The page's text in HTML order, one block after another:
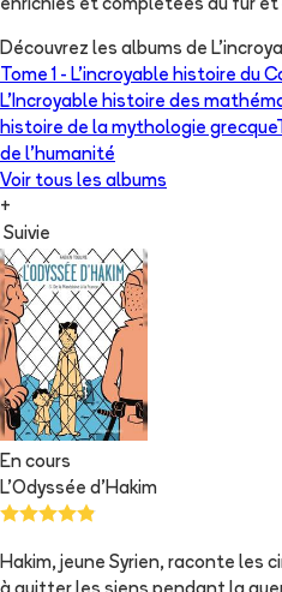
enrichies et complétées au fur et
Découvrez les albums de
Tome 1 - L'incroyable histoire du
L'Incroyable histoire des
histoire de la mythologie grecque
de l'humanité
Voir tous les albums
+
Suivie
En cours
L'Odyssée d'Hakim
Hakim, jeune Syrien, raconte les